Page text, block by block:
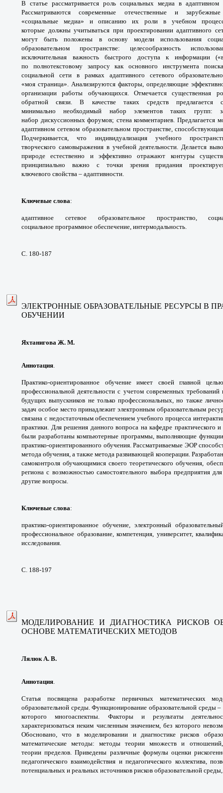
В статье рассматривается роль социальных медиа в
Рассматриваютсясовременные отечественные и
«социальные медиа» и описанию их роли в учебном
которые должны учитываться при проектированииадаптивного
могут быть положены в основу модели использования
образовательном пространстве: целесообразность
исключительная важность быстрого доступа к информации
по полнотекстовому запросу как основногоинструмента
социальной сети в рамках адаптивного сетевого
«моя страница». Анализируются факторы, определяющие
организации работы обучающихся. Отмечается существенная
обратнойсвязи. В качестве таких средств предлагается
минимальнонеобходимый набор элементов таких групп:
набор дискуссионных форумов; стена комментариев.Предлагается
адаптивном сетевом образовательном пространстве,
Подчеркивается,что индивидуализация учебного
творческого самовыражения в учебной деятельности.Делается
природе естественно и эффективноотражают контуры
принципиально важно с точки зрения придания
ключевого свойства – адаптивности.
Ключевые слова:
адаптивное сетевое образовательное пространство,
социальное программное обеспечение, интермодальность.
С. 180-187
ЭЛЕКТРОННЫЕ ОБРАЗОВАТЕЛЬНЫЕ РЕСУРСЫ В
ОБУЧЕНИИ
Яхтанигова Ж. М.
Аннотация.
Практико-ориентированное обучение имеет своей главной
профессиональнойдеятельности с учетом современных
будущихвыпускников не только профессиональных,но также
задач особое место принадлежитэлектронным образовательным
связана с недостаточным обеспечением учебного процесса
практики. Для решения данного вопроса на кафедре практического
были разработаны компьютерные программы, выполняющие
практико-ориентированного обучения.Рассматриваемые ЭОР
метода обучения,а также метода развивающей кооперации.
самоконтроля обучающимися своеготеоретического обучения,
регионас возможностью самостоятельного выборапредприятия
другие вопросы.
Ключевые слова:
практико-ориентированное обучение, электронный
профессиональное образование, компетенция, университет,
исследования.
С. 188-197
МОДЕЛИРОВАНИЕ И ДИАГНОСТИКА РИСКОВ
ОСНОВЕ МАТЕМАТИЧЕСКИХ МЕТОДОВ
Лялюк А. В.
Аннотация.
Статья посвящена разработке первичных математических
образовательной среды. Функционирование образовательной среды –
которого многоаспектны. Факторы и результаты
характеризоваться неким численным значением, без которого
Обосновано, что в моделировании и диагностике рисков
математические методы:методы теории множеств и
теориипределов. Приведены различные формулыоценки
педагогического взаимодействия и педагогического коллектива,
потенциальных и реальных источников рисков образовательной